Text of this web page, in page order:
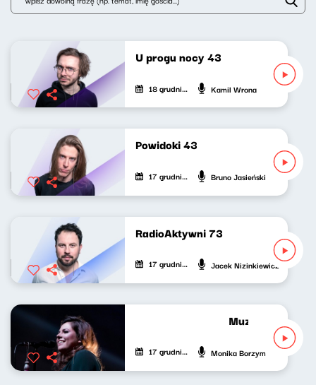
U progu nocy 43
18 grudnia 2021 Kamil Wrona
Powidoki 43
17 grudnia 2021 Bruno Jasieński
RadioAktywni 73
17 grudnia 2021 Jacek Nizinkiewicz
Muzyczny
17 grudnia 2021 Monika Borzym